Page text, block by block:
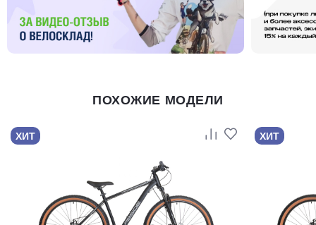
ПОХОЖИЕ МОДЕЛИ
ХИТ ХИТ